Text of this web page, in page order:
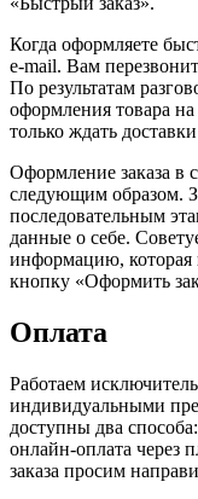
Когда оформляете
e-mail. Вам
По результатам
оформления товара
только ждать
Оформление заказа в
следующим образом.
последовательным
данные о себе.
информацию, которая
кнопку «Оформить
Оплата
Работаем
индивидуальными
доступны два
онлайн-оплата через
заказа просим